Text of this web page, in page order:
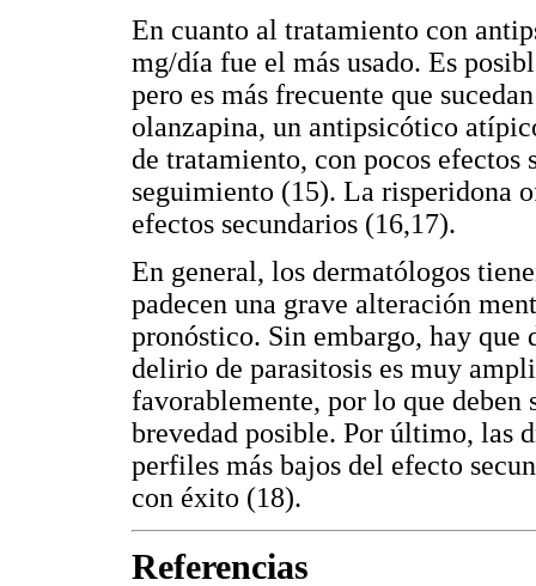
En cuanto al tratamiento con
mg/día fue el más usado. Es
pero es más frecuente que
olanzapina, un antipsicótico
de tratamiento, con pocos efectos
seguimiento (15). La risperidona
efectos secundarios (16,17).
En general, los dermatólogos
padecen una grave alteración
pronóstico. Sin embargo, hay que
delirio de parasitosis es muy
favorablemente, por lo que deben
brevedad posible. Por último, las
perfiles más bajos del efecto
con éxito (18).
Referencias